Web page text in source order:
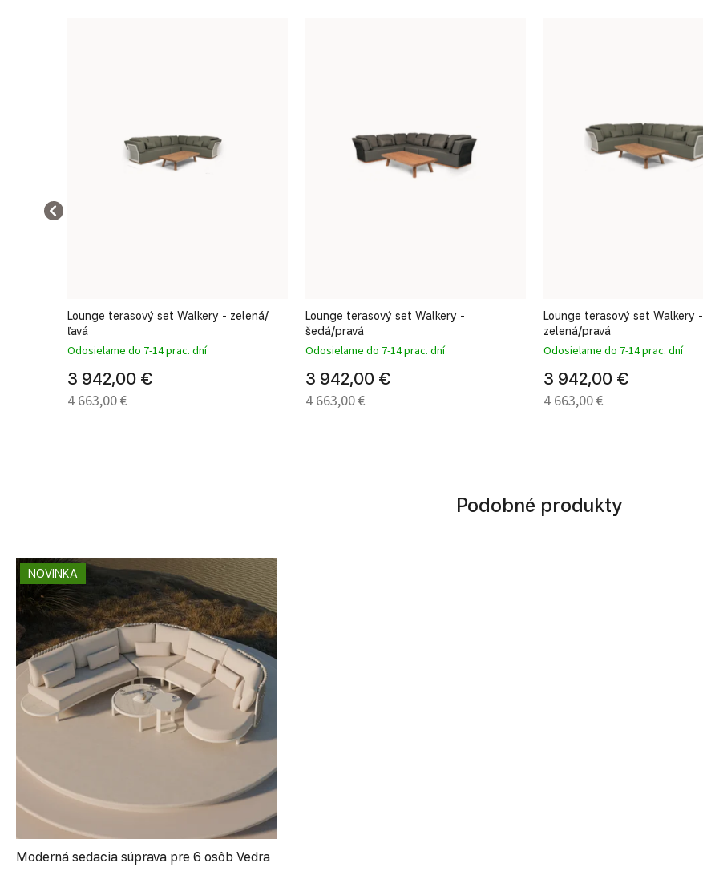
Lounge terasový set Walkery - zelená/
ľavá
Odosielame do 7-14 prac. dní
3 942,00 €
4 663,00 €
Lounge terasový set Walkery -
šedá/pravá
Odosielame do 7-14 prac. dní
3 942,00 €
4 663,00 €
Lounge terasový set Walkery -
zelená/pravá
Odosielame do 7-14 prac. dní
3 942,00 €
4 663,00 €
Podobné produkty
NOVINKA
Moderná sedacia súprava pre 6 osôb Vedra